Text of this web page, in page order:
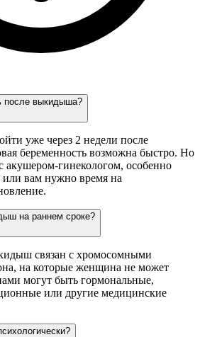
после выкидыша?
уже через 2 недели после
беременность возможна быстро. Но
акушером-гинекологом, особенно
вам нужно время на
на раннем сроке?
связан с хромосомными
на которые женщина не может
могут быть гормональные,
или другие медицинские